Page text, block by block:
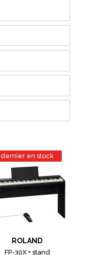
dernier en stock
ROLAND
FP-30X + stand